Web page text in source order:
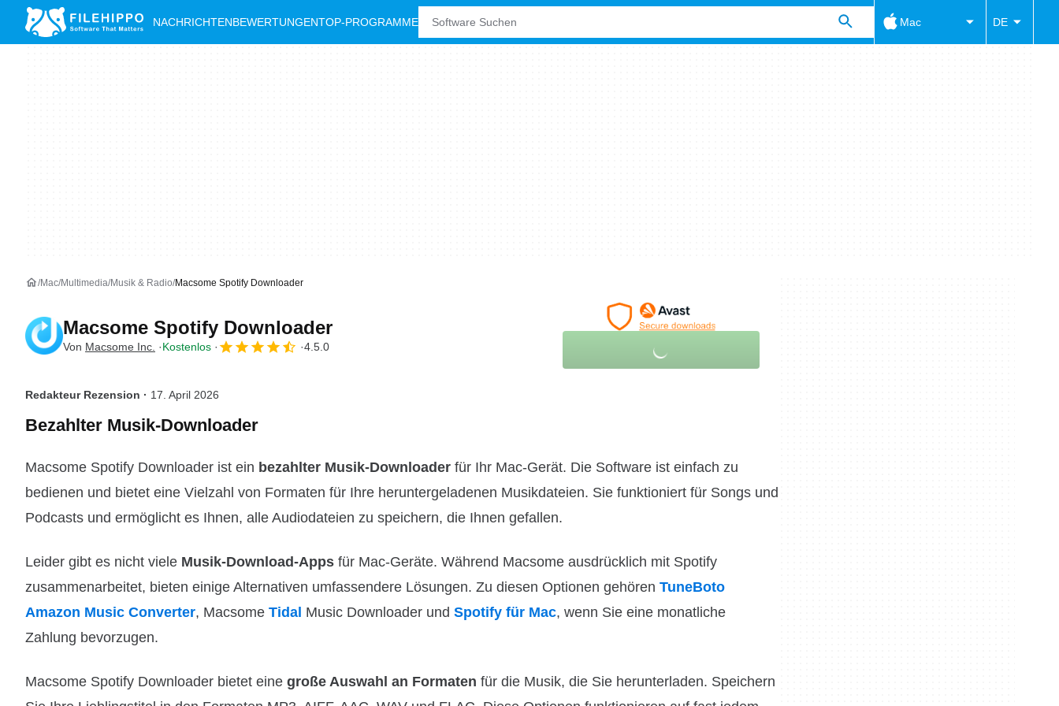
NACHRICHTENBEWERTUNGENTOP-PROGRAMME Mac DE
Mac Multimedia Musik & Radio Macsome Spotify Downloader
Macsome Spotify Downloader
Von Macsome Inc. Kostenlos 4.5.0
Redakteur Rezension · 17. April 2026
Bezahlter Musik-Downloader
Macsome Spotify Downloader ist ein bezahlter Musik-Downloader für Ihr Mac-Gerät. Die Software ist einfach zu
bedienen und bietet eine Vielzahl von Formaten für Ihre heruntergeladenen Musikdateien. Sie funktioniert für Songs und
Podcasts und ermöglicht es Ihnen, alle Audiodateien zu speichern, die Ihnen gefallen.
Leider gibt es nicht viele Musik-Download-Apps für Mac-Geräte. Während Macsome ausdrücklich mit Spotify
zusammenarbeitet, bieten einige Alternativen umfassendere Lösungen. Zu diesen Optionen gehören TuneBoto
Amazon Music Converter, Macsome Tidal Music Downloader und Spotify für Mac, wenn Sie eine monatliche
Zahlung bevorzugen.
Macsome Spotify Downloader bietet eine große Auswahl an Formaten für die Musik, die Sie herunterladen. Speichern